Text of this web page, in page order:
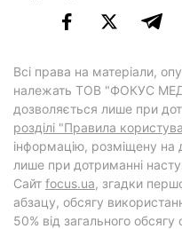
Всі права на матеріали,
належать ТОВ "ФОКУС
дозволяється лише при
розділі "Правила
інформацію, розміщену на
лише при дотриманні
Cайт focus.ua, згадки
абзацу, обсягу
50% від загального обсягу